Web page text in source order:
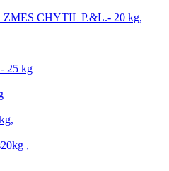
CHYTIL P.&L.- 20 kg,
25 kg
,